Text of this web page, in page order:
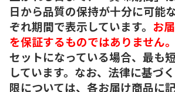
日から品質の保持が十分に可能
ぞれ期間で表示しています。 お
を保証するものではありません。
セットになっている場合、最も
しています。なお、法律に基づ
限については、各お届け商品に記